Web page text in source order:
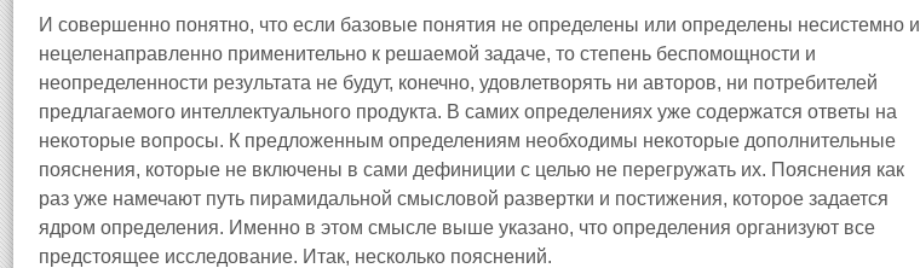
И совершенно понятно, что если базовые понятия не определены или определены несистемно и
нецеленаправленно применительно к решаемой задаче, то степень беспомощности и
неопределенности результата не будут, конечно, удовлетворять ни авторов, ни потребителей
предлагаемого интеллектуального продукта. В самих определениях уже содержатся ответы на
некоторые вопросы. К предложенным определениям необходимы некоторые дополнительные
пояснения, которые не включены в сами дефиниции с целью не перегружать их. Пояснения как
раз уже намечают путь пирамидальной смысловой развертки и постижения, которое задается
ядром определения. Именно в этом смысле выше указано, что определения организуют все
предстоящее исследование. Итак, несколько пояснений.